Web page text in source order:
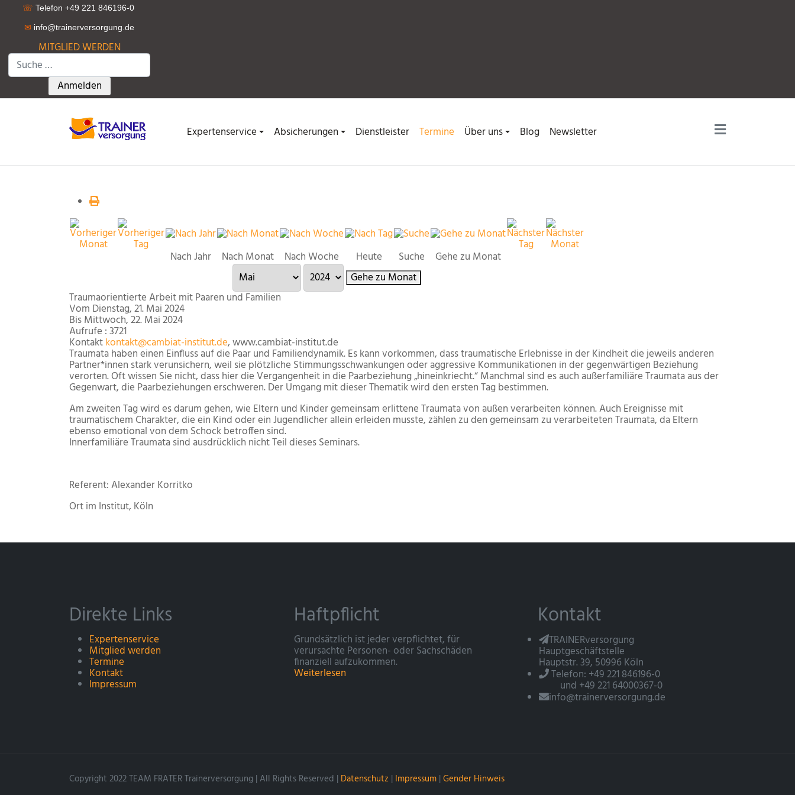
☏ Telefon +49 221 846196-0
✉ info@trainerversorgung.de
MITGLIED WERDEN
Suchen
Type 2 or more characters for results.
Anmelden
Expertenservice Absicherungen Dienstleister Termine Über uns Blog Newsletter
Nach Jahr Nach Monat Nach Woche Heute Suche
Gehe zu Monat
Gehe zu Monat
Traumaorientierte Arbeit mit Paaren und Familien
Vom Dienstag, 21. Mai 2024
Bis Mittwoch, 22. Mai 2024
Aufrufe : 3721
Kontaktkontakt@cambiat-institut.de, www.cambiat-institut.de
Traumata haben einen Einfluss auf die Paar und Familiendynamik. Es kann vorkommen, dass traumatische Erlebnisse in der Kindheit die jeweils anderen
Partner*innen stark verunsichern, weil sie plötzliche Stimmungsschwankungen oder aggressive Kommunikationen in der gegenwärtigen Beziehung
verorten. Oft wissen Sie nicht, dass hier die Vergangenheit in die Paarbeziehung „hineinkriecht.“ Manchmal sind es auch außerfamiliäre Traumata aus der
Gegenwart, die Paarbeziehungen erschweren. Der Umgang mit dieser Thematik wird den ersten Tag bestimmen.
Am zweiten Tag wird es darum gehen, wie Eltern und Kinder gemeinsam erlittene Traumata von außen verarbeiten können. Auch Ereignisse mit
traumatischem Charakter, die ein Kind oder ein Jugendlicher allein erleiden musste, zählen zu den gemeinsam zu verarbeiteten Traumata, da Eltern
ebenso emotional von dem Schock betroffen sind.
Innerfamiliäre Traumata sind ausdrücklich nicht Teil dieses Seminars.
Referent: Alexander Korritko
Ortim Institut, Köln
Direkte Links
Expertenservice
Mitglied werden
Termine
Kontakt
Impressum
Haftpflicht
Grundsätzlich ist jeder verpflichtet, für
verursachte Personen- oder Sachschäden
finanziell aufzukommen.
Weiterlesen
Kontakt
TRAINERversorgung
Hauptgeschäftstelle
Hauptstr. 39, 50996 Köln
Telefon: +49 221 846196-0
und +49 221 64000367-0
info@trainerversorgung.de
Copyright 2022 TEAM FRATER Trainerversorgung | All Rights Reserved | Datenschutz | Impressum | Gender Hinweis